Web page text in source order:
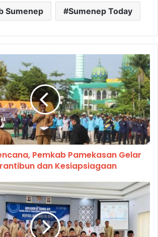
Sumenep Sumenep Today
Pemkab Pamekasan Gelar
dan Kesiapsiagaan